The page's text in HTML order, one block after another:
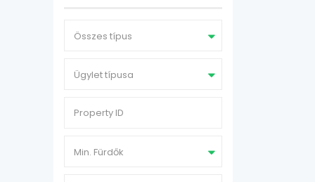
Összes típus
Ügylet típusa
Min. Fürdők